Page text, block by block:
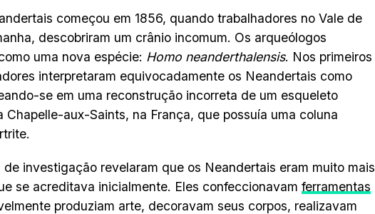
começou em 1856, quando trabalhadores no Vale de
descobriram um crânio incomum. Os arqueólogos
uma nova espécie: Homo neanderthalensis. Nos primeiros
interpretaram equivocadamente os Neandertais como
se em uma reconstrução incorreta de um esqueleto
Chapelle-aux-Saints, na França, que possuía uma coluna
de investigação revelaram que os Neandertais eram muito mais
se acreditava inicialmente. Eles confeccionavam ferramentas
produziam arte, decoravam seus corpos, realizavam